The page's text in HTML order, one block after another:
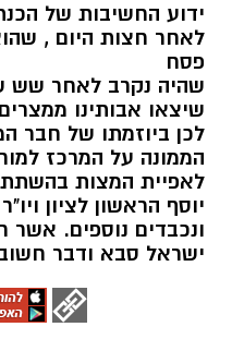
ידוע החשיבות של
לאחר חצות היום ,
פסח
שהיה נקרב לאחר שש
שיצאו אבותינו
לכן ביוזמתו של חבר
הממונה על המרכז
לאפיית המצות
יוסף הראשון לציון
ונכבדים נוספים.
ישראל סבא ודבר חשוב